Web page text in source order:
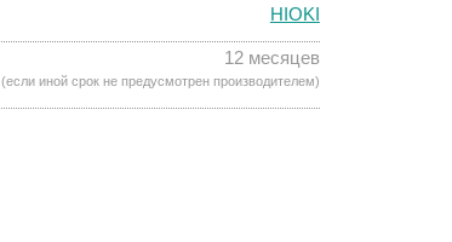
HIOKI
12 месяцев
(если иной срок не предусмотрен производителем)